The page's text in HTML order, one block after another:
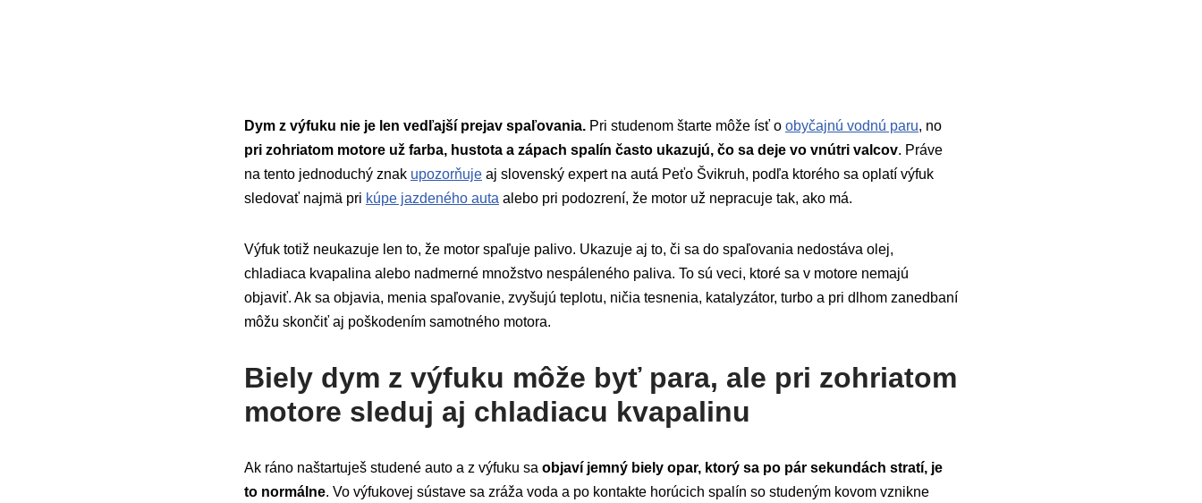
Dym z výfuku nie je len vedľajší prejav spaľovania. Pri studenom štarte môže ísť o obyčajnú vodnú paru, no
pri zohriatom motore už farba, hustota a zápach spalín často ukazujú, čo sa deje vo vnútri valcov. Práve
na tento jednoduchý znak upozorňuje aj slovenský expert na autá Peťo Švikruh, podľa ktorého sa oplatí výfuk
sledovať najmä pri kúpe jazdeného auta alebo pri podozrení, že motor už nepracuje tak, ako má.
Výfuk totiž neukazuje len to, že motor spaľuje palivo. Ukazuje aj to, či sa do spaľovania nedostáva olej,
chladiaca kvapalina alebo nadmerné množstvo nespáleného paliva. To sú veci, ktoré sa v motore nemajú
objaviť. Ak sa objavia, menia spaľovanie, zvyšujú teplotu, ničia tesnenia, katalyzátor, turbo a pri dlhom zanedbaní
môžu skončiť aj poškodením samotného motora.
Biely dym z výfuku môže byť para, ale pri zohriatom
motore sleduj aj chladiacu kvapalinu
Ak ráno naštartuješ studené auto a z výfuku sa objaví jemný biely opar, ktorý sa po pár sekundách stratí, je
to normálne. Vo výfukovej sústave sa zráža voda a po kontakte horúcich spalín so studeným kovom vznikne